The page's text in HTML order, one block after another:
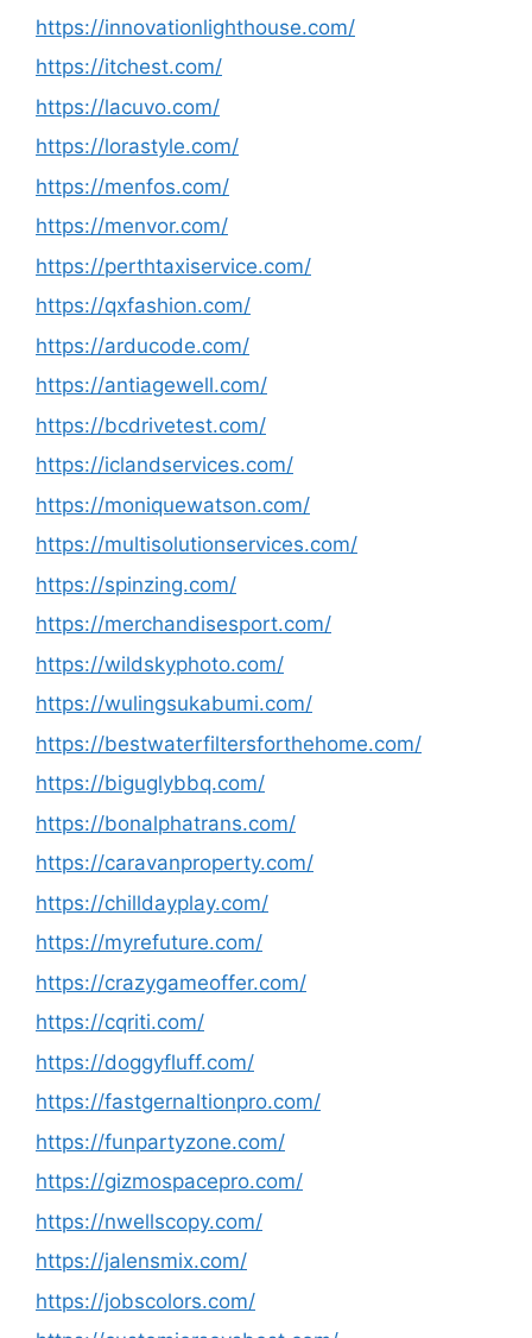
https://innovationlighthouse.com/
https://itchest.com/
https://lacuvo.com/
https://lorastyle.com/
https://menfos.com/
https://menvor.com/
https://perthtaxiservice.com/
https://qxfashion.com/
https://arducode.com/
https://antiagewell.com/
https://bcdrivetest.com/
https://iclandservices.com/
https://moniquewatson.com/
https://multisolutionservices.com/
https://spinzing.com/
https://merchandisesport.com/
https://wildskyphoto.com/
https://wulingsukabumi.com/
https://bestwaterfiltersforthehome.com/
https://biguglybbq.com/
https://bonalphatrans.com/
https://caravanproperty.com/
https://chilldayplay.com/
https://myrefuture.com/
https://crazygameoffer.com/
https://cqriti.com/
https://doggyfluff.com/
https://fastgernaltionpro.com/
https://funpartyzone.com/
https://gizmospacepro.com/
https://nwellscopy.com/
https://jalensmix.com/
https://jobscolors.com/